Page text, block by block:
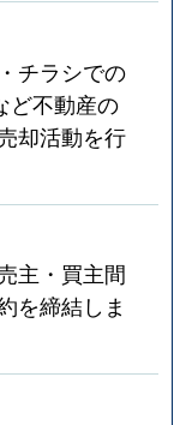
チラシでの
ど不動産の
却活動を行
主・買主間
を締結しま